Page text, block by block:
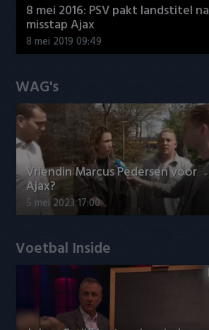
8 mei 2016: PSV pakt landstitel na
misstap Ajax
8 mei 2019 09:49
WAG's
Vriendin Marcus Pedersen voor
Ajax?
5 mei 2023 17:00
Voetbal Inside